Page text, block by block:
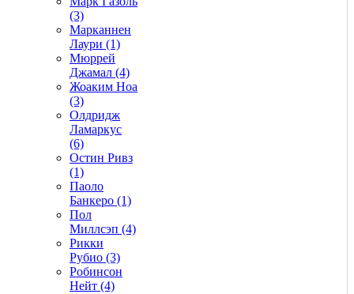
(3)
Марканнен
Лаури (1)
Мюррей
Джамал (4)
Жоаким Ноа
(3)
Олдридж
Ламаркус
(6)
Остин Ривз
(1)
Паоло
Банкеро (1)
Пол
Миллсэп (4)
Рикки
Рубио (3)
Робинсон
Нейт (4)